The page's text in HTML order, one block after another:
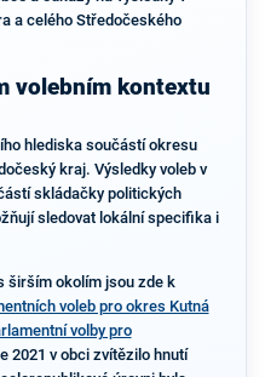
a celého Středočeského
volebním kontextu
hlediska součástí okresu
kraj. Výsledky voleb v
skládačky politických
sledovat lokální specifika i
širším okolím jsou zde k
voleb pro okres Kutná
volby pro
2021 v obci zvítězilo hnutí